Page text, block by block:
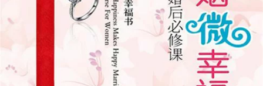
3C家電 運動休閒 親子玩具
男裝 化妝保養 情趣用品